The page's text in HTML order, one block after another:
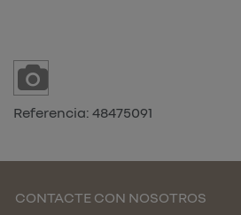
Referencia: 48475091
CONTACTE CON NOSOTROS